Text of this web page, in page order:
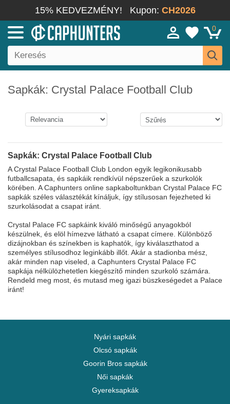
15% KEDVEZMÉNY! Kupon: CH2026
0
Sapkák: Crystal Palace Football Club
Sapkák: Crystal Palace Football Club
A Crystal Palace Football Club London egyik legikonikusabb
futballcsapata, és sapkáik rendkívül népszerűek a szurkolók
körében. A Caphunters online sapkaboltunkban Crystal Palace FC
sapkák széles választékát kínáljuk, így stílusosan fejezheted ki
szurkolásodat a csapat iránt.
Crystal Palace FC sapkáink kiváló minőségű anyagokból
készülnek, és elöl hímezve látható a csapat címere. Különböző
dizájnokban és színekben is kaphatók, így kiválaszthatod a
személyes stílusodhoz leginkább illőt. Akár a stadionba mész,
akár minden nap viseled, a Caphunters Crystal Palace FC
sapkája nélkülözhetetlen kiegészítő minden szurkoló számára.
Rendeld meg most, és mutasd meg igazi büszkeségedet a Palace
iránt!
Nyári sapkák
Olcsó sapkák
Goorin Bros sapkák
Női sapkák
Gyereksapkák